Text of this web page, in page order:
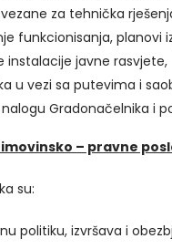
za tehnička
funkcionisanja, planovi
instalacije javne rasvjete,
u vezi sa putevima i
Gradonačelnika i
– pravne
su:
politiku, izvršava i